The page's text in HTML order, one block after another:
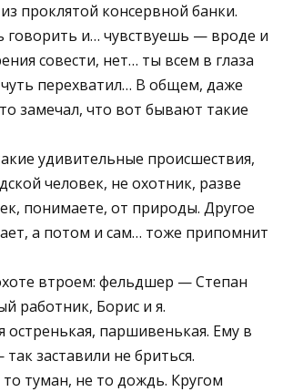
проклятой консервной банки.
говорить и… чувствуешь — вроде и
совести, нет… ты всем в глаза
перехватил… В общем, даже
замечал, что вот бывают такие
удивительные происшествия,
человек, не охотник, разве
понимаете, от природы. Другое
а потом и сам… тоже припомнит
втроем: фельдшер — Степан
работник, Борис и я.
паршивенькая. Ему в
заставили не бриться.
туман, не то дождь. Кругом